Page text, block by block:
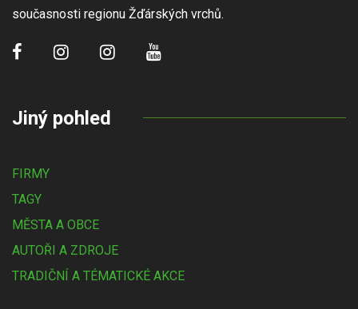
současnosti regionu Žďárských vrchů.
Jiný pohled
FIRMY
TAGY
MĚSTA A OBCE
AUTOŘI A ZDROJE
TRADIČNÍ A TÉMATICKÉ AKCE